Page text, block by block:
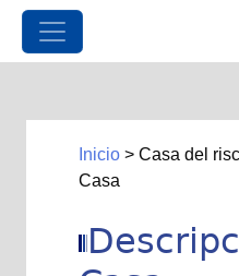
Inicio > Casa del
Casa